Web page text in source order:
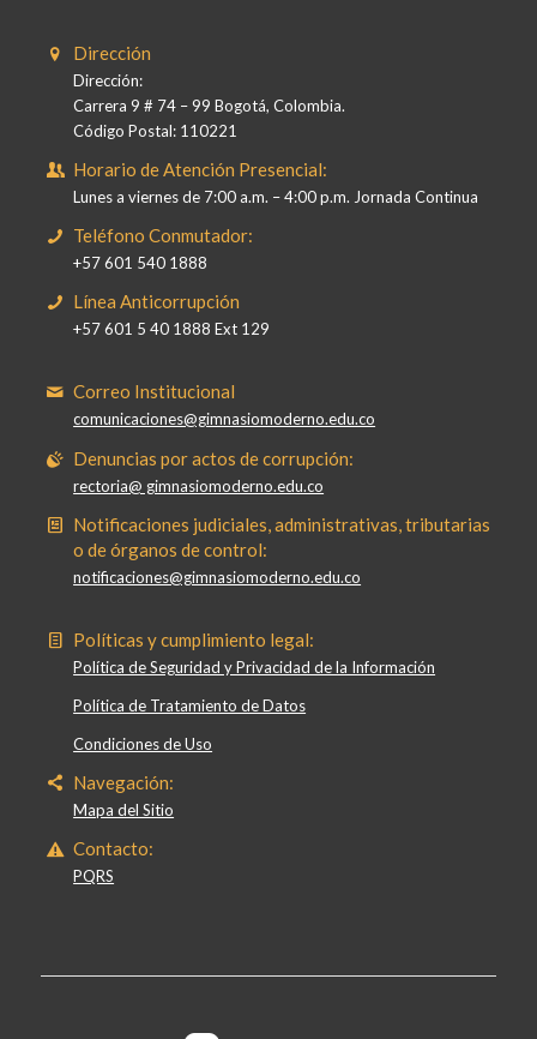
Dirección
Dirección:
Carrera 9 # 74 – 99 Bogotá, Colombia.
Código Postal: 110221
Horario de Atención Presencial:
Lunes a viernes de 7:00 a.m. – 4:00 p.m. Jornada Continua
Teléfono Conmutador:
+57 601 540 1888
Línea Anticorrupción
+57 601 5 40 1888 Ext 129
Correo Institucional
comunicaciones@gimnasiomoderno.edu.co
Denuncias por actos de corrupción:
rectoria@ gimnasiomoderno.edu.co
Notificaciones judiciales, administrativas, tributarias
o de órganos de control:
notificaciones@gimnasiomoderno.edu.co
Políticas y cumplimiento legal:
Política de Seguridad y Privacidad de la Información
Política de Tratamiento de Datos
Condiciones de Uso
Navegación:
Mapa del Sitio
Contacto:
PQRS